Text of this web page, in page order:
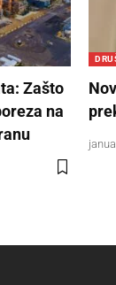
Zašto
na